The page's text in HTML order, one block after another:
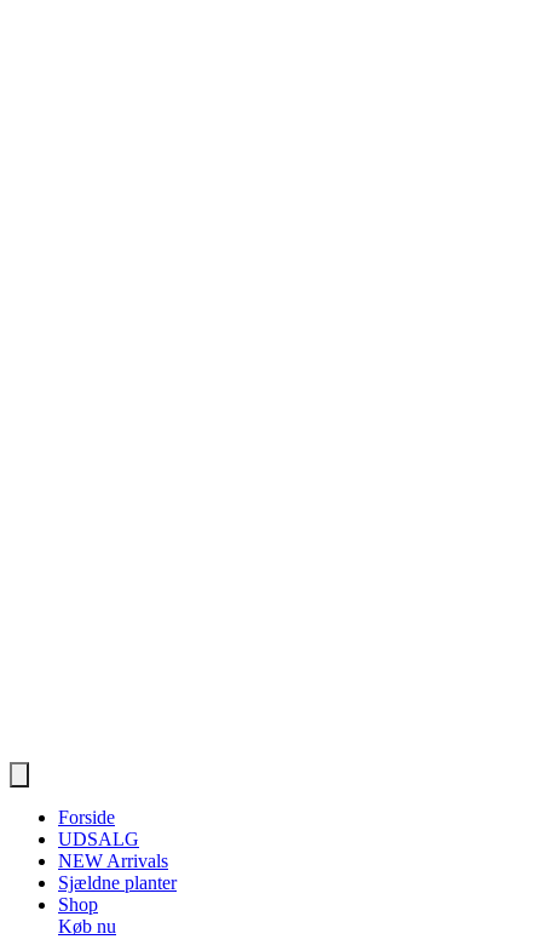
Forside
UDSALG
NEW Arrivals
Sjældne planter
Shop
Køb nu